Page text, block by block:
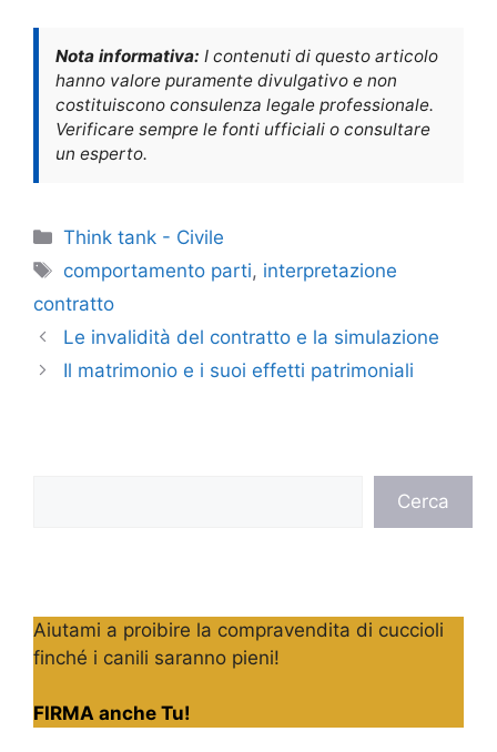
Nota informativa: I contenuti di questo articolo
hanno valore puramente divulgativo e non
costituiscono consulenza legale professionale.
Verificare sempre le fonti ufficiali o consultare
un esperto.
Categorie
Think tank - Civile
Tag
comportamento parti, interpretazione
contratto
Le invalidità del contratto e la simulazione
Il matrimonio e i suoi effetti patrimoniali
Cerca
Aiutami a proibire la compravendita di cuccioli
finché i canili saranno pieni!
FIRMA anche Tu!